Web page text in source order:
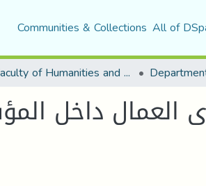
Communities & Collections All of
Faculty of Humanities and Social Sciences
العمال داخل